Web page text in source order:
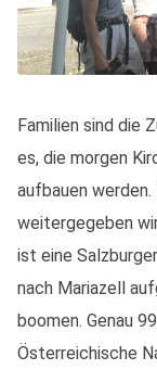
Familien sind die
es, die morgen
aufbauen werden.
weitergegeben
ist eine
nach Mariazell
boomen. Genau
Österreichische